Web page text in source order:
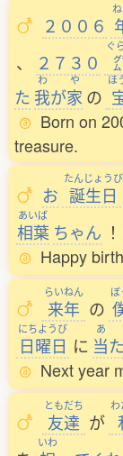
２００６
、
２７３０
ぐ
た
わ
我が
や
家 の
ほ
Born on
treasure.
お
たんじょうび
誕生日
あいば
相葉 ちゃん ！
Happy
らいねん
来年 の
ぼ
にちようび
日曜日 に
あ
当
Next year
ともだち
友達 が
わ
いわ